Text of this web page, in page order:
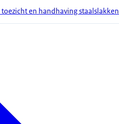
en handhaving staalslakken